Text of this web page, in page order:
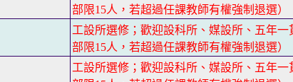
部限15人，若超過任課教師有權強制退選）
工設所選修；歡迎設科所、媒設所、五年
部限15人，若超過任課教師有權強制退選）
工設所選修；歡迎設科所、媒設所、五年